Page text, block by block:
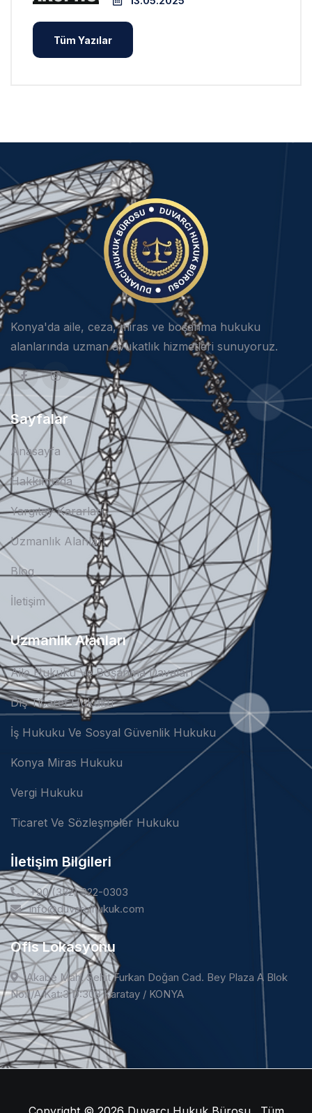
Tüm Yazılar
Konya'da aile, ceza, miras ve boşanma hukuku
alanlarında uzman avukatlık hizmetleri sunuyoruz.
Sayfalar
Anasayfa
Hakkımızda
Yargıtay Kararları
Uzmanlık Alanları
Blog
İletişim
Uzmanlık Alanları
Aile Hukuku Ve Boşanma Davaları
Dış Ticaret Hukuku
İş Hukuku Ve Sosyal Güvenlik Hukuku
Konya Miras Hukuku
Vergi Hukuku
Ticaret Ve Sözleşmeler Hukuku
İletişim Bilgileri
+90 (332) 322-0303
info@duvarcihukuk.com
Ofis Lokasyonu
Akabe Mah. Şehit Furkan Doğan Cad. Bey Plaza A Blok
No:1/A Kat:3 D:308 Karatay / KONYA